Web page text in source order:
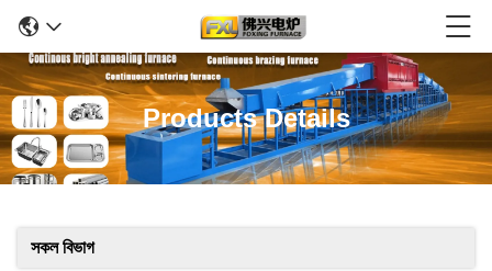
Products Details
সকল বিভাগ